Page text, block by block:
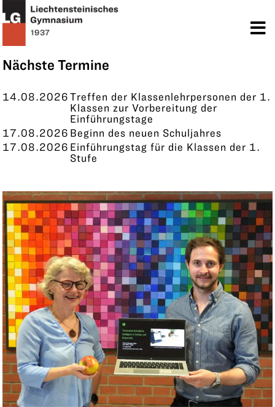
Nächste Termine
14.08.2026Treffen der Klassenlehrpersonen der 1.
Klassen zur Vorbereitung der
Einführungstage
17.08.2026 Beginn des neuen Schuljahres
17.08.2026 Einführungstag für die Klassen der 1.
Stufe
KONTAKT